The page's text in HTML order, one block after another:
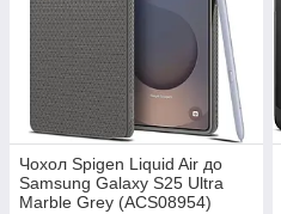
Чохол Spigen Liquid Air до
Samsung Galaxy S25 Ultra
Marble Grey (ACS08954)